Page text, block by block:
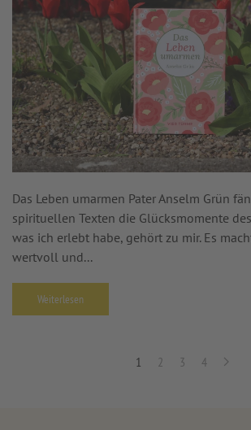
Das Leben umarmen Pater Anselm Grün
spirituellen Texten die Glücksmomente
was ich erlebt habe, gehört zu mir. Es
wertvoll und...
Weiterlesen
1 2 3 4